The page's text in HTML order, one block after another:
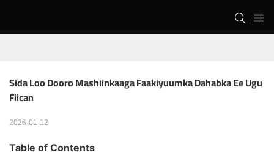
Sida Loo Dooro Mashiinkaaga Faakiyuumka Dahabka Ee Ugu
Fiican
2026-01-12
Table of Contents